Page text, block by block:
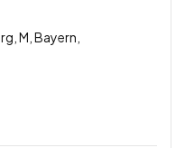
M, Bayern,